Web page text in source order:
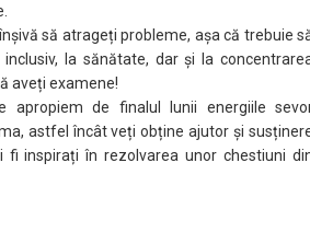
să atrageți probleme, așa că trebuie
la sănătate, dar și la
aveți examene!
apropiem de finalul lunii energiile
astfel încât veți obține ajutor și
fi inspirați în rezolvarea unor chestiuni